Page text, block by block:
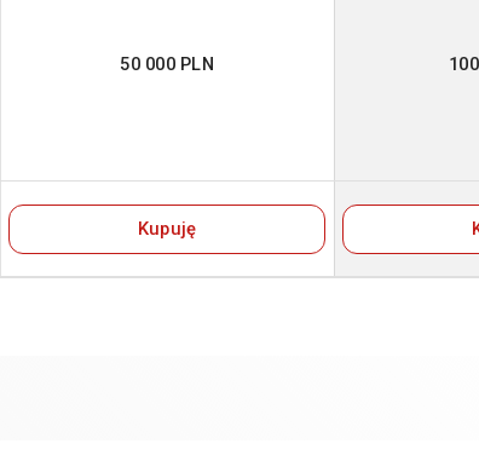
50 000 PLN
Kupuję